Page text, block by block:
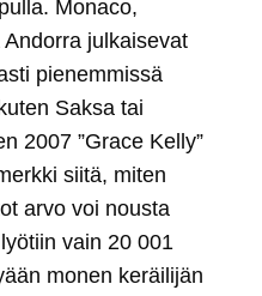
Monaco,
julkaisevat
pienemmissä
Saksa tai
2007 ”Grace Kelly”
siitä, miten
arvo voi nousta
vain 20 001
monen keräilijän